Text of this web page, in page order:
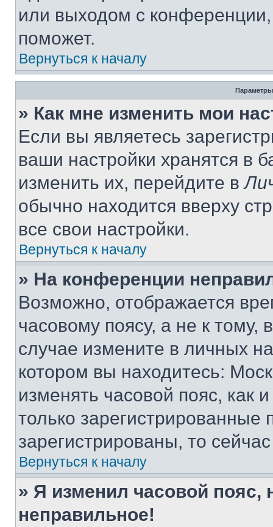
или выходом с
поможет.
Вернуться к началу
Параметры
» Как мне изменить мои
Если вы являетесь
ваши настройки хранятся в
изменить их, перейдите в
обычно находится вверху
все свои настройки.
Вернуться к началу
» На конференции
Возможно, отображается
часовому поясу, а не к тому,
случае измените в личных
котором вы находитесь:
изменять часовой пояс, как
только
зарегистрированы, то
Вернуться к началу
» Я изменил часовой пояс,
неправильное!